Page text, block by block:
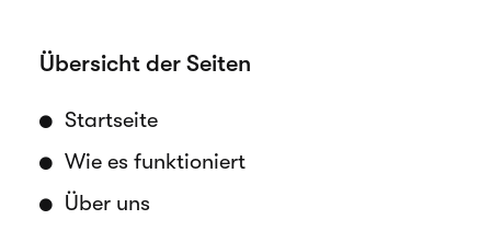
Übersicht der Seiten
Startseite
Wie es funktioniert
Über uns